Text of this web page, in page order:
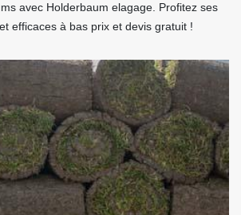
avec Holderbaum elagage. Profitez ses
efficaces à bas prix et devis gratuit !